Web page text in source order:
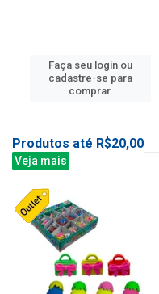
Faça seu login ou
cadastre-se para
comprar.
Produtos até R$20,00
Veja mais